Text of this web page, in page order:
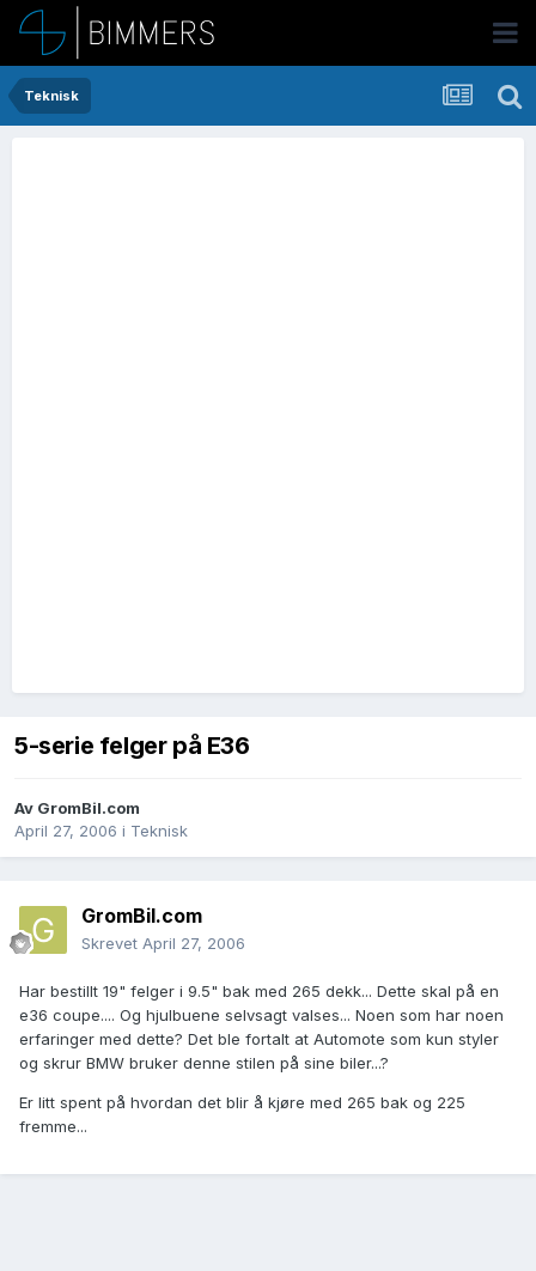
Teknisk
5-serie felger på E36
Av GromBil.com
April 27, 2006 i Teknisk
GromBil.com
Skrevet April 27, 2006
Har bestillt 19" felger i 9.5" bak med 265 dekk... Dette skal på en
e36 coupe.... Og hjulbuene selvsagt valses... Noen som har noen
erfaringer med dette? Det ble fortalt at Automote som kun styler
og skrur BMW bruker denne stilen på sine biler...?
Er litt spent på hvordan det blir å kjøre med 265 bak og 225
fremme...